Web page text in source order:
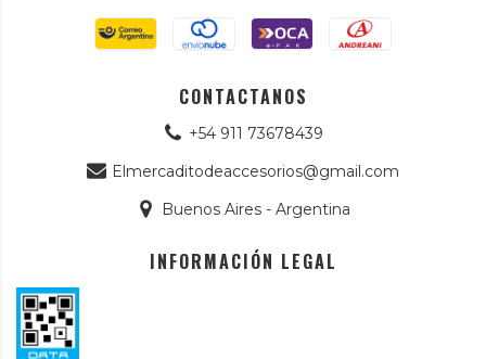
CONTACTANOS
+54 911 73678439
Elmercaditodeaccesorios@gmail.com
Buenos Aires - Argentina
INFORMACIÓN LEGAL